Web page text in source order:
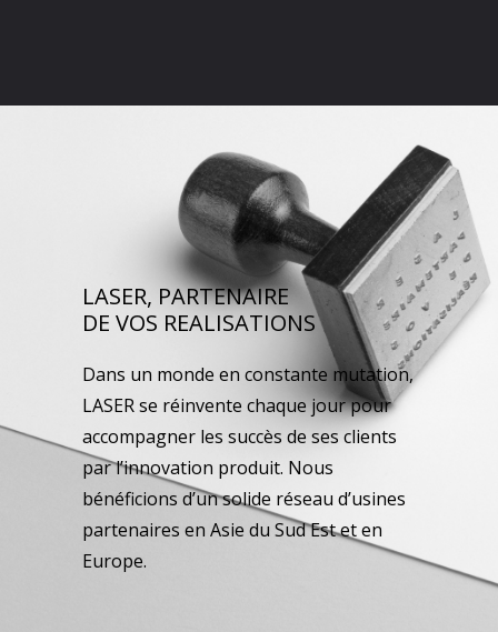
LASER, PARTENAIRE
DE VOS REALISATIONS
Dans un monde en constante mutation,
LASER se réinvente chaque jour pour
accompagner les succès de ses clients
par l’innovation produit. Nous
bénéficions d’un solide réseau d’usines
partenaires en Asie du Sud Est et en
Europe.